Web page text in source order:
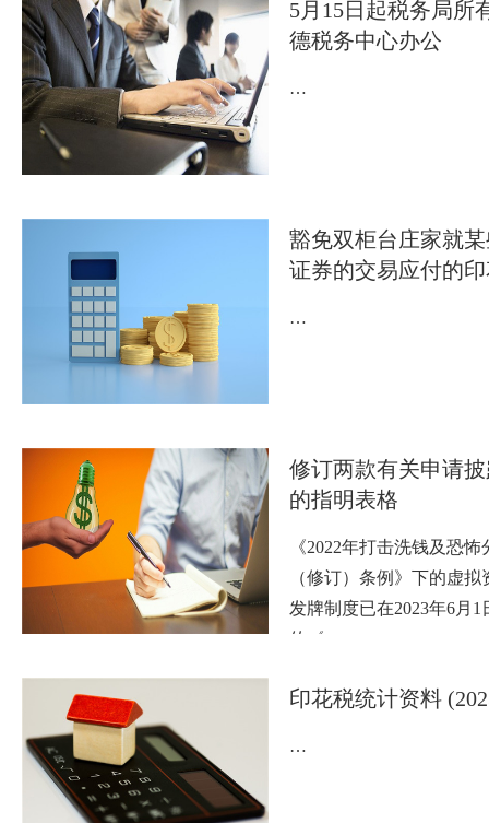
5月15日起税务局所
德税务中心办公
…
豁免双柜台庄家就
证券的交易应付的
…
修订两款有关申请
的指明表格
《2022年打击洗钱及恐
（修订）条例》下的虚
发牌制度已在2023年6月
的《…
印花税统计资料
…